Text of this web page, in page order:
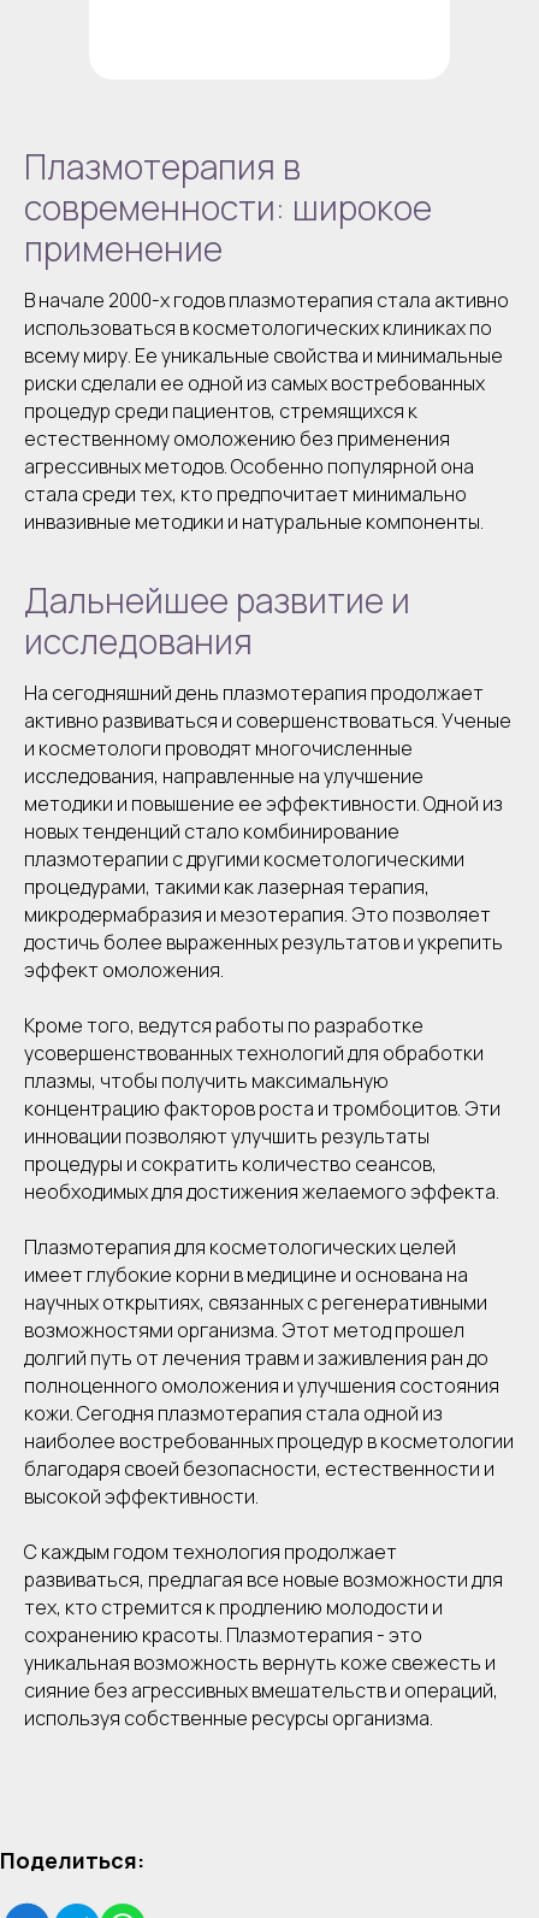
Плазмотерапия в
современности: широкое
применение
В начале 2000-х годов плазмотерапия стала активно
использоваться в косметологических клиниках по
всему миру. Ее уникальные свойства и минимальные
риски сделали ее одной из самых востребованных
процедур среди пациентов, стремящихся к
естественному омоложению без применения
агрессивных методов. Особенно популярной она
стала среди тех, кто предпочитает минимально
инвазивные методики и натуральные компоненты.
Дальнейшее развитие и
исследования
На сегодняшний день плазмотерапия продолжает
активно развиваться и совершенствоваться. Ученые
и косметологи проводят многочисленные
исследования, направленные на улучшение
методики и повышение ее эффективности. Одной из
новых тенденций стало комбинирование
плазмотерапии с другими косметологическими
процедурами, такими как лазерная терапия,
микродермабразия и мезотерапия. Это позволяет
достичь более выраженных результатов и укрепить
эффект омоложения.
Кроме того, ведутся работы по разработке
усовершенствованных технологий для обработки
плазмы, чтобы получить максимальную
концентрацию факторов роста и тромбоцитов. Эти
инновации позволяют улучшить результаты
процедуры и сократить количество сеансов,
необходимых для достижения желаемого эффекта.
Плазмотерапия для косметологических целей
имеет глубокие корни в медицине и основана на
научных открытиях, связанных с регенеративными
возможностями организма. Этот метод прошел
долгий путь от лечения травм и заживления ран до
полноценного омоложения и улучшения состояния
кожи. Сегодня плазмотерапия стала одной из
наиболее востребованных процедур в косметологии
благодаря своей безопасности, естественности и
высокой эффективности.
С каждым годом технология продолжает
развиваться, предлагая все новые возможности для
тех, кто стремится к продлению молодости и
сохранению красоты. Плазмотерапия - это
уникальная возможность вернуть коже свежесть и
сияние без агрессивных вмешательств и операций,
используя собственные ресурсы организма.
Поделиться: